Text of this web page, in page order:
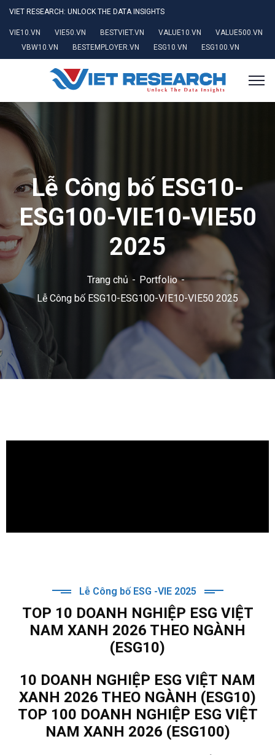
VIET RESEARCH: UNLOCK THE DATA INSIGHTS
VIE10.VN VIE50.VN BESTVIET.VN VALUE10.VN
VALUE500.VN
VBW10.VN
BESTEMPLOYER.VN ESG10.VN ESG100.VN
Lễ Công bố ESG10-
ESG100-VIE10-VIE50
2025
Trang chủ
Portfolio
Lễ Công bố ESG10-ESG100-VIE10-VIE50 2025
Lễ Công bố ESG -VIE 2025
TOP 10 DOANH NGHIỆP ESG VIỆT
NAM XANH 2026 THEO NGÀNH
(ESG10)
10 DOANH NGHIỆP ESG VIỆT NAM
XANH 2026 THEO NGÀNH (ESG10)
TOP 100 DOANH NGHIỆP ESG VIỆT
NAM XANH 2026 (ESG100)